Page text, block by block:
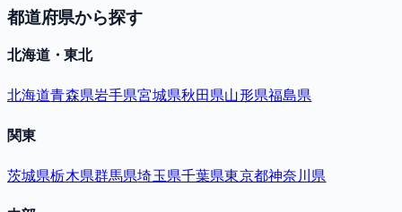
都道府県から探す
北海道・東北
北海道青森県岩手県宮城県秋田県山形県福島県
関東
茨城県栃木県群馬県埼玉県千葉県東京都神奈川県